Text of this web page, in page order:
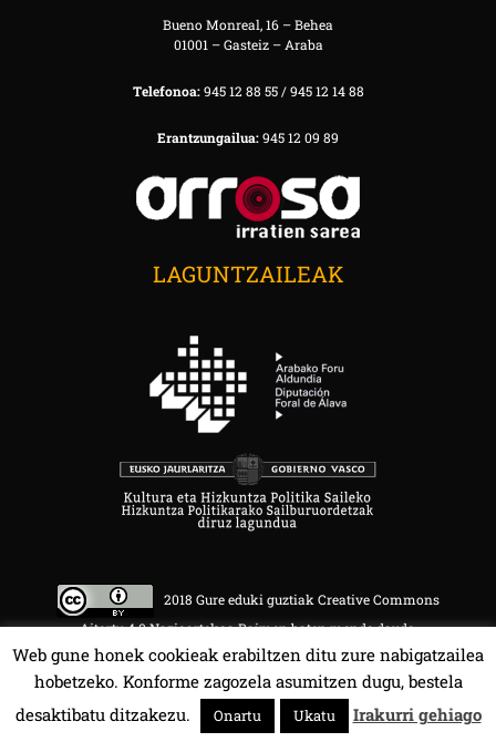
Bueno Monreal, 16 – Behea
01001 – Gasteiz – Araba
Telefonoa:945 12 88 55 / 945 12 14 88
Erantzungailua:945 12 09 89
LAGUNTZAILEAK
2018 Gure eduki guztiak Creative Commons
Aitortu 4.0 Nazioartekoa Baimen baten mende daude.
HALA BEDI BAT 107.4 MHz.
Web gune honek cookieak erabiltzen ditu zure nabigatzailea
hobetzeko. Konforme zagozela asumitzen dugu, bestela
desaktibatu ditzakezu.
Onartu Ukatu Irakurri gehiago